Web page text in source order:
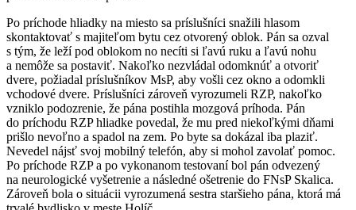
Po príchode hliadky na miesto sa príslušníci snažili hlasom
skontaktovať s majiteľom bytu cez otvorený oblok. Pán sa ozval
s tým, že leží pod oblokom no necíti si ľavú ruku a ľavú nohu
a nemôže sa postaviť. Nakoľko nezvládal odomknúť a otvoriť
dvere, požiadal príslušníkov MsP, aby vošli cez okno a odomkli
vchodové dvere. Príslušníci zároveň vyrozumeli RZP, nakoľko
vzniklo podozrenie, že pána postihla mozgová príhoda. Pán
do príchodu RZP hliadke povedal, že mu pred niekoľkými dňami
prišlo nevoľno a spadol na zem. Po byte sa dokázal iba plaziť.
Nevedel nájsť svoj mobilný telefón, aby si mohol zavolať pomoc.
Po príchode RZP a po vykonanom testovaní bol pán odvezený
na neurologické vyšetrenie a následné ošetrenie do FNsP Skalica.
Zároveň bola o situácii vyrozumená sestra staršieho pána, ktorá má